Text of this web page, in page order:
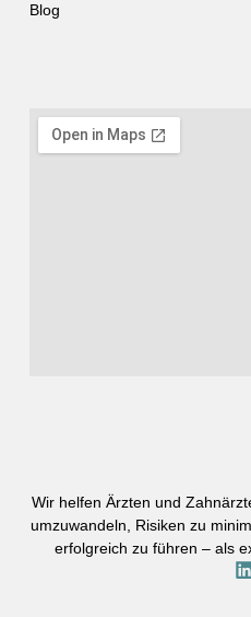
Wir helfen Ärzten und
umzuwandeln, Risiken zu
erfolgreich zu führen – als
Blog